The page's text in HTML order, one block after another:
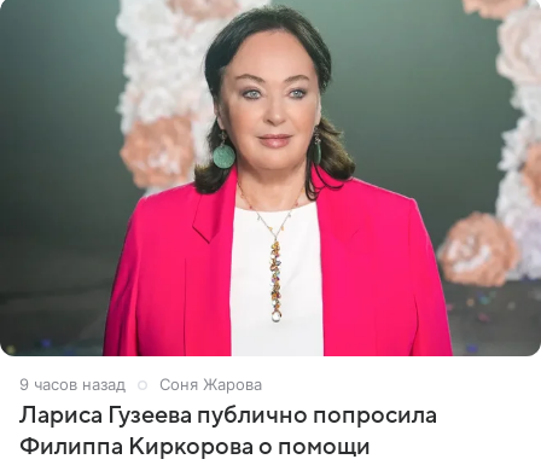
9 часов назад Соня Жарова
Лариса Гузеева публично попросила
Филиппа Киркорова о помощи